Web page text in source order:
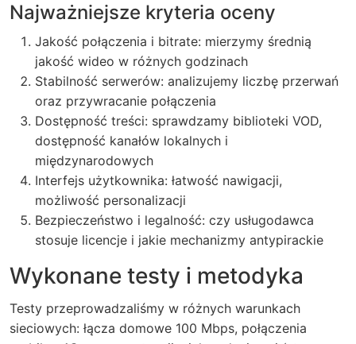
Najważniejsze kryteria oceny
Jakość połączenia i bitrate: mierzymy średnią
jakość wideo w różnych godzinach
Stabilność serwerów: analizujemy liczbę przerwań
oraz przywracanie połączenia
Dostępność treści: sprawdzamy biblioteki VOD,
dostępność kanałów lokalnych i
międzynarodowych
Interfejs użytkownika: łatwość nawigacji,
możliwość personalizacji
Bezpieczeństwo i legalność: czy usługodawca
stosuje licencje i jakie mechanizmy antypirackie
Wykonane testy i metodyka
Testy przeprowadzaliśmy w różnych warunkach
sieciowych: łącza domowe 100 Mbps, połączenia